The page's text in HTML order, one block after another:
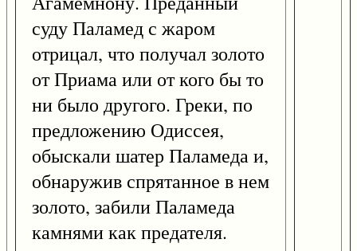
суду Паламед с жаром
отрицал, что получал золото
от Приама или от кого бы то
ни было другого. Греки, по
предложению Одиссея,
обыскали шатер Паламеда и,
обнаружив спрятанное в нем
золото, забили Паламеда
камнями как предателя.